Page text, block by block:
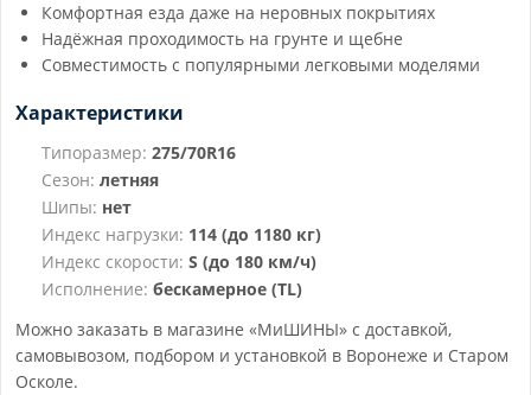
Комфортная езда даже на неровных покрытиях
Надёжная проходимость на грунте и щебне
Совместимость с популярными легковыми моделями
Характеристики
Типоразмер: 275/70R16
Сезон: летняя
Шипы: нет
Индекс нагрузки: 114 (до 1180 кг)
Индекс скорости: S (до 180 км/ч)
Исполнение: бескамерное (TL)
Можно заказать в магазине «МиШИНЫ» с доставкой,
самовывозом, подбором и установкой в Воронеже и Старом
Осколе.